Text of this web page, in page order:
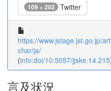
109 + 202 Twitter
https://www.jstage.jst.go.jp/
char/ja/
(info:doi/10.5057/jjske.14.215
言及状況